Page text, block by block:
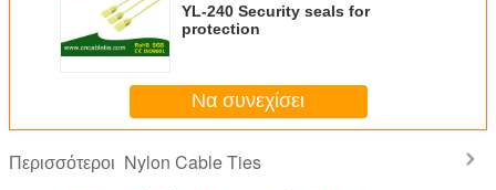
YL-240 Security seals for
protection
Να συνεχίσει
Περισσότεροι Nylon Cable Ties